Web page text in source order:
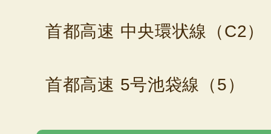
首都高速 中央環状線（C2）
首都高速 5号池袋線（5）